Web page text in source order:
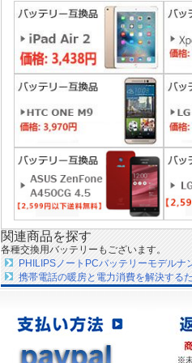
関連商品を探す
各種交換用バッテリーもございます。
PHILIPSノートPCバッテリーモデルナ
携帯電話の暖房と電力消費を解決する